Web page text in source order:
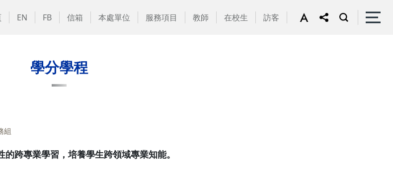
EN FB 信箱 本處單位 服務項目 教師 在校生 訪客
學分學程
組
跨專業學習，培養學生跨領域專業知能。